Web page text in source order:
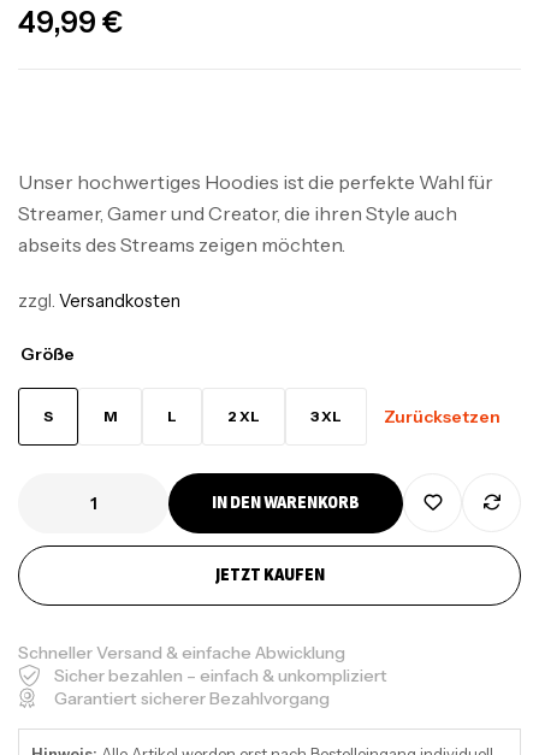
49,99 €
Unser hochwertiges Hoodies ist die perfekte Wahl für
Streamer, Gamer und Creator, die ihren Style auch
abseits des Streams zeigen möchten.
zzgl. Versandkosten
Größe
S M L 2 XL 3 XL Zurücksetzen
IN DEN WARENKORB
JETZT KAUFEN
Schneller Versand & einfache Abwicklung
Sicher bezahlen – einfach & unkompliziert
Garantiert sicherer Bezahlvorgang